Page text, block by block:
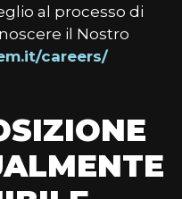
al processo di
il Nostro
careers/